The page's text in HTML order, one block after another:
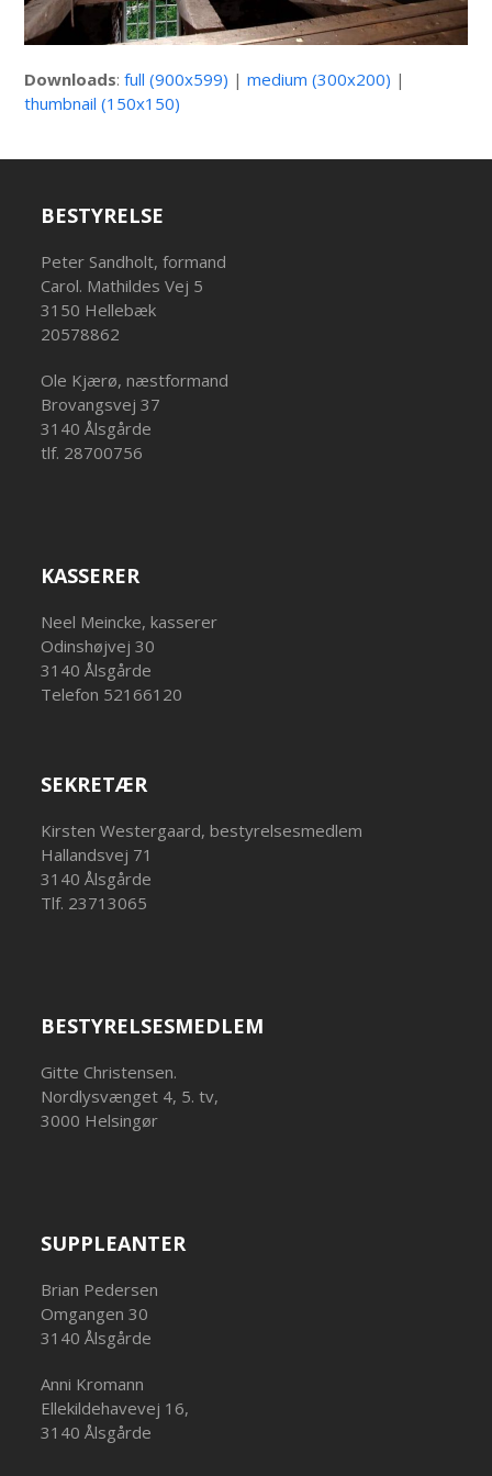
Downloads:full (900x599) |medium (300x200) |
thumbnail (150x150)
BESTYRELSE
Peter Sandholt, formand
Carol. Mathildes Vej 5
3150 Hellebæk
20578862
Ole Kjærø, næstformand
Brovangsvej 37
3140 Ålsgårde
tlf. 28700756
KASSERER
Neel Meincke, kasserer
Odinshøjvej 30
3140 Ålsgårde
Telefon 52166120
SEKRETÆR
Kirsten Westergaard, bestyrelsesmedlem
Hallandsvej 71
3140 Ålsgårde
Tlf. 23713065
BESTYRELSESMEDLEM
Gitte Christensen.
Nordlysvænget 4, 5. tv,
3000 Helsingør
SUPPLEANTER
Brian Pedersen
Omgangen 30
3140 Ålsgårde
Anni Kromann
Ellekildehavevej 16,
3140 Ålsgårde